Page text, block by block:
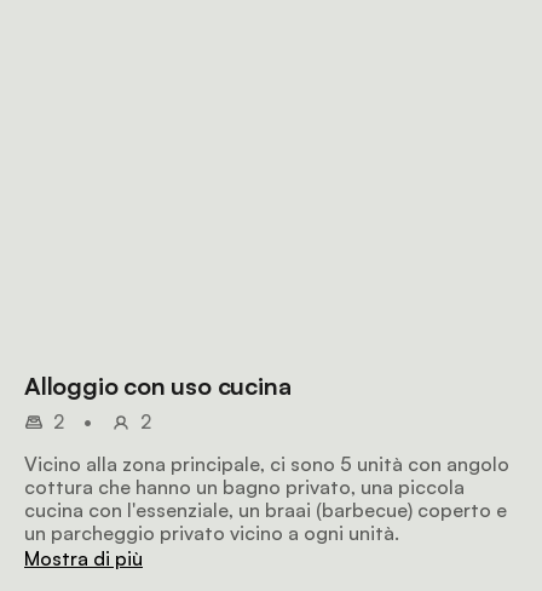
Alloggio con uso cucina
2 •
2
Vicino alla zona principale, ci sono 5 unità con angolo
cottura che hanno un bagno privato, una piccola
cucina con l'essenziale, un braai (barbecue) coperto e
un parcheggio privato vicino a ogni unità.
Mostra di più